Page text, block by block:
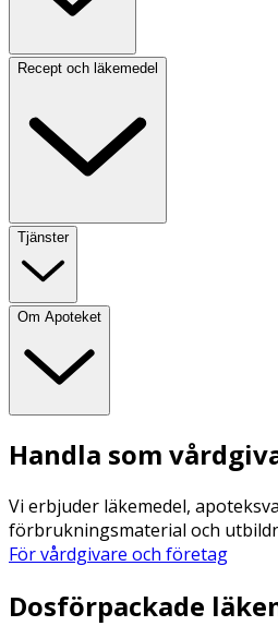
Recept och läkemedel
Tjänster
Om Apoteket
Handla som
Vi erbjuder läkemedel,
förbrukningsmaterial och
För vårdgivare och företag
Dosförpackade